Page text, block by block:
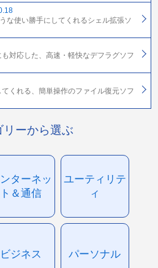
な使い勝手にしてくれるシェル拡張ソ
対応した、高速・軽快なデフラグソフ
くれる、簡単操作のファイル復元ソフ
リーから選ぶ
ターネッ
ト＆通信
ユーティリテ
ィ
ビジネス パーソナル